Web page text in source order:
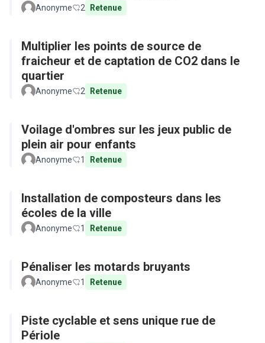
Anonyme 2 Retenue
Multiplier les points de source de
fraicheur et de captation de CO2 dans le
quartier
Anonyme 2 Retenue
Voilage d'ombres sur les jeux public de
plein air pour enfants
Anonyme 1 Retenue
Installation de composteurs dans les
écoles de la ville
Anonyme 1 Retenue
Pénaliser les motards bruyants
Anonyme 1 Retenue
Piste cyclable et sens unique rue de
Périole